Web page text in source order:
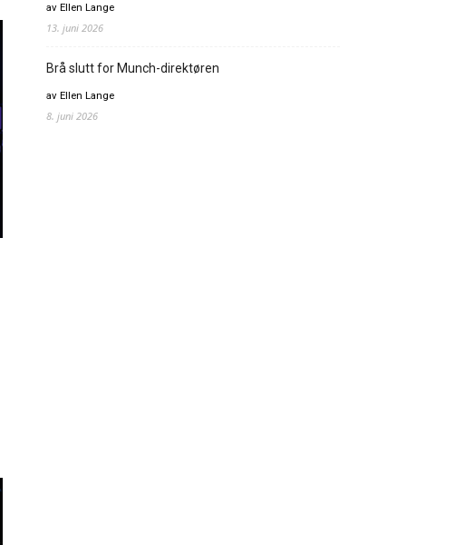
av Ellen Lange
13. juni 2026
Brå slutt for Munch-direktøren
av Ellen Lange
8. juni 2026